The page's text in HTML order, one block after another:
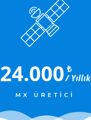
24.000 ₺
/ Yıllık
MX ÜRETICI